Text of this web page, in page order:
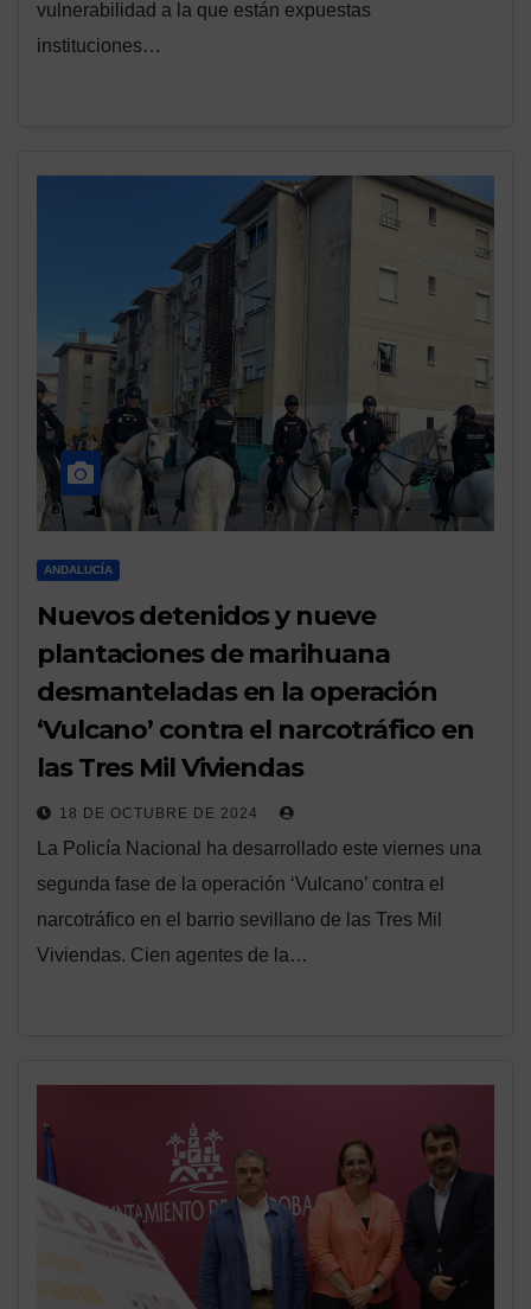
vulnerabilidad a la que están expuestas
instituciones…
ANDALUCÍA
Nuevos detenidos y nueve
plantaciones de marihuana
desmanteladas en la operación
‘Vulcano’ contra el narcotráfico en
las Tres Mil Viviendas
18 DE OCTUBRE DE 2024
La Policía Nacional ha desarrollado este viernes una
segunda fase de la operación ‘Vulcano’ contra el
narcotráfico en el barrio sevillano de las Tres Mil
Viviendas. Cien agentes de la…